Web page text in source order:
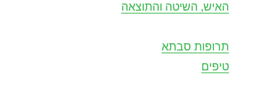
האיש, השיטה והתוצאה
תרופות סבתא
טיפים